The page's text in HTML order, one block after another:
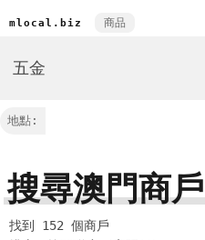
mlocal.biz 商品
地點:
搜尋澳門商戶
找到 152 個商戶